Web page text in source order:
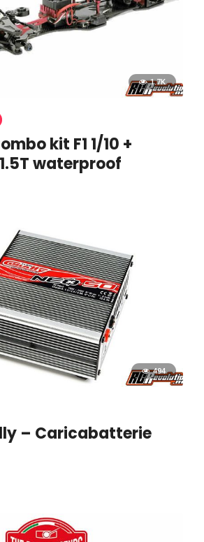
1.7K
kit F1 1/10 +
waterproof
494
– Caricabatterie